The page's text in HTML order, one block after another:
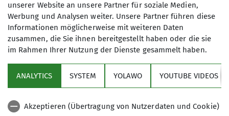
juergen.schmid@dav-lahr.de
Anmeldung
beim Leiter
Sektion
unserer Website an unsere Partner für soziale Medien,
Werbung und Analysen weiter. Unsere Partner führen diese
Informationen möglicherweise mit weiteren Daten
zusammen, die Sie ihnen bereitgestellt haben oder die sie
im Rahmen Ihrer Nutzung der Dienste gesammelt haben.
ANALYTICS SYSTEM YOLAWO YOUTUBE VIDEOS
Akzeptieren (Übertragung von Nutzerdaten und Cookie)